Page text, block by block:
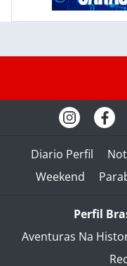
Diario Perfil
Weekend
Perfil
Aventuras Na